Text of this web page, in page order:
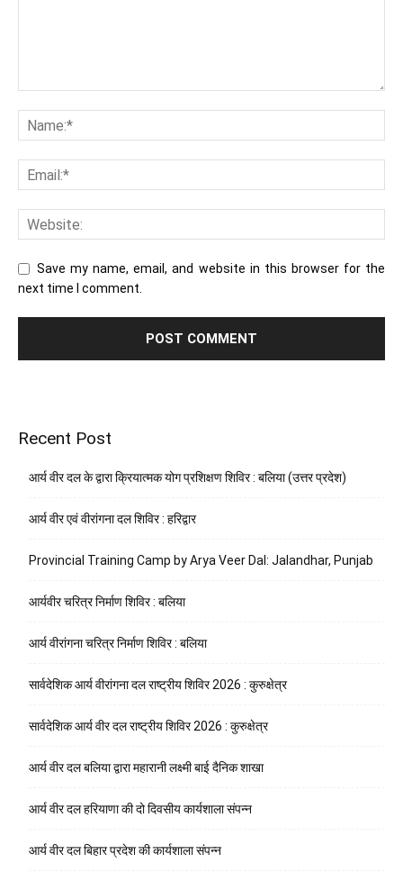
Save my name, email, and website in this browser for the
next time I comment.
Recent Post
आर्य वीर दल के द्वारा क्रियात्मक योग प्रशिक्षण शिविर : बलिया (उत्तर प्रदेश)
आर्य वीर एवं वीरांगना दल शिविर : हरिद्वार
Provincial Training Camp by Arya Veer Dal: Jalandhar, Punjab
आर्यवीर चरित्र निर्माण शिविर : बलिया
आर्य वीरांगना चरित्र निर्माण शिविर : बलिया
सार्वदेशिक आर्य वीरांगना दल राष्ट्रीय शिविर 2026 : कुरुक्षेत्र
सार्वदेशिक आर्य वीर दल राष्ट्रीय शिविर 2026 : कुरुक्षेत्र
आर्य वीर दल बलिया द्वारा महारानी लक्ष्मी बाई दैनिक शाखा
आर्य वीर दल हरियाणा की दो दिवसीय कार्यशाला संपन्न
आर्य वीर दल बिहार प्रदेश की कार्यशाला संपन्न